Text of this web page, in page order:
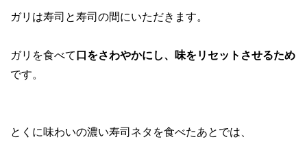
ガリは寿司と寿司の間にいただきます。
ガリを食べて 口をさわやかにし、味をリセットさせるため
です。
とくに味わいの濃い寿司ネタを食べたあとでは、